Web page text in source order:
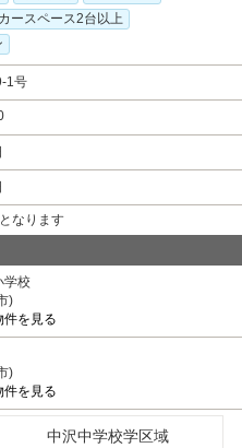
カースペース2台以上
1号
なります
学校
)
件を見る
)
件を見る
中沢中学校学区域